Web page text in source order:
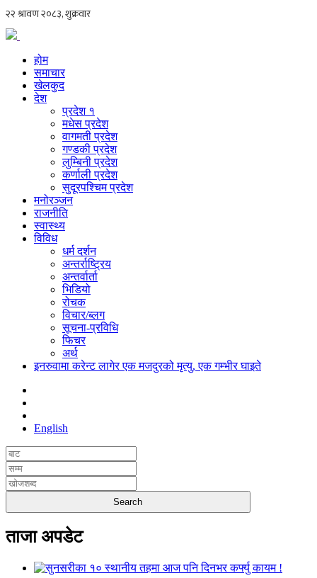
होम
समाचार
खेलकुद
देश
प्रदेश १
मधेस प्रदेश
वागमती प्रदेश
गण्डकी प्रदेश
लुम्बिनी प्रदेश
कर्णाली प्रदेश
सुदूरपश्चिम प्रदेश
मनोरञ्जन
राजनीति
स्वास्थ्य
विविध
धर्म दर्शन
अन्तर्राष्ट्रिय
अन्तर्वार्ता
भिडियो
रोचक
विचार/ब्लग
सूचना-प्रविधि
फिचर
अर्थ
इनरुवामा करेन्ट लागेर एक मजदुरको मृत्यु, एक गम्भीर घाइते
English
ताजा अपडेट